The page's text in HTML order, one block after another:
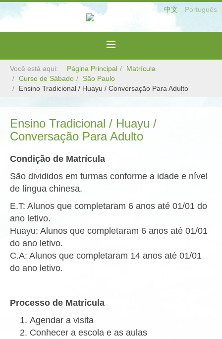
中文 Português
Você está aqui: Página Principal
Matrícula
Curso de Sábado
São Paulo
Ensino Tradicional / Huayu / Conversação Para Adulto
Ensino Tradicional / Huayu /
Conversação Para Adulto
Condição de Matrícula
São divididos em turmas conforme a idade e nível
de língua chinesa.
E.T: Alunos que completaram 6 anos até 01/01 do
ano letivo.
Huayu: Alunos que completaram 6 anos até 01/01
do ano letivo.
C.A: Alunos que completaram 14 anos até 01/01
do ano letivo.
Processo de Matrícula
Agendar a visita
Conhecer a escola e as aulas